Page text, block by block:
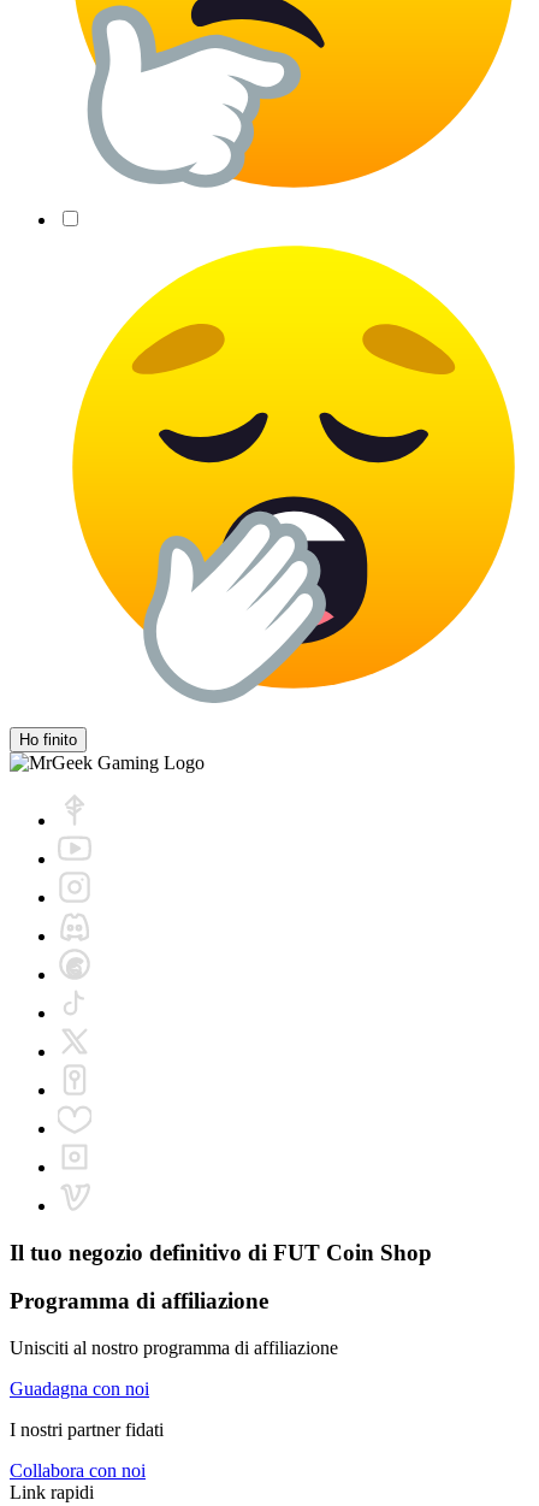
Ho finito
Il tuo negozio definitivo di FUT Coin Shop
Programma di affiliazione
Unisciti al nostro programma di affiliazione
Guadagna con noi
I nostri partner fidati
Collabora con noi
Link rapidi